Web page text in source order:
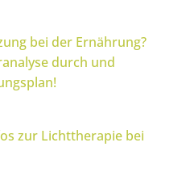
bei der Ernährung?
durch und
zur Lichttherapie bei